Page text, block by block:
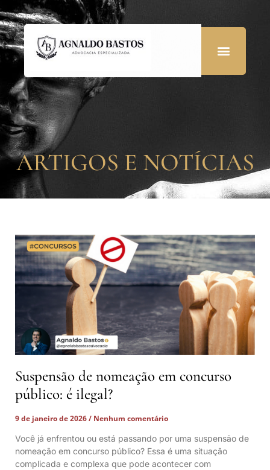
ARTIGOS E NOTÍCIAS
Suspensão de nomeação em concurso
público: é ilegal?
9 de janeiro de 2026
Nenhum comentário
Você já enfrentou ou está passando por uma suspensão de
nomeação em concurso público? Essa é uma situação
complicada e complexa que pode acontecer com